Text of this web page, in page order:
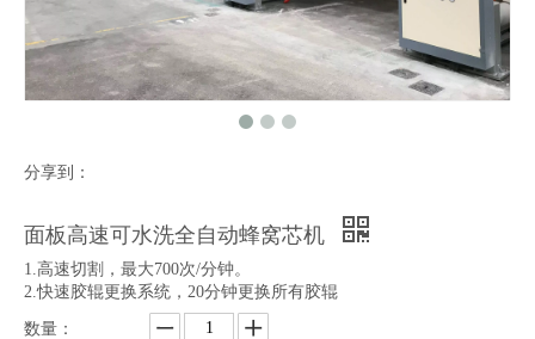
全自动蜂窝芯机 全自动蜂窝芯机2
分享到：
面板高速可水洗全自动蜂窝芯机
1.高速切割，最大700次/分钟。
2.快速胶辊更换系统，20分钟更换所有胶辊
数量：